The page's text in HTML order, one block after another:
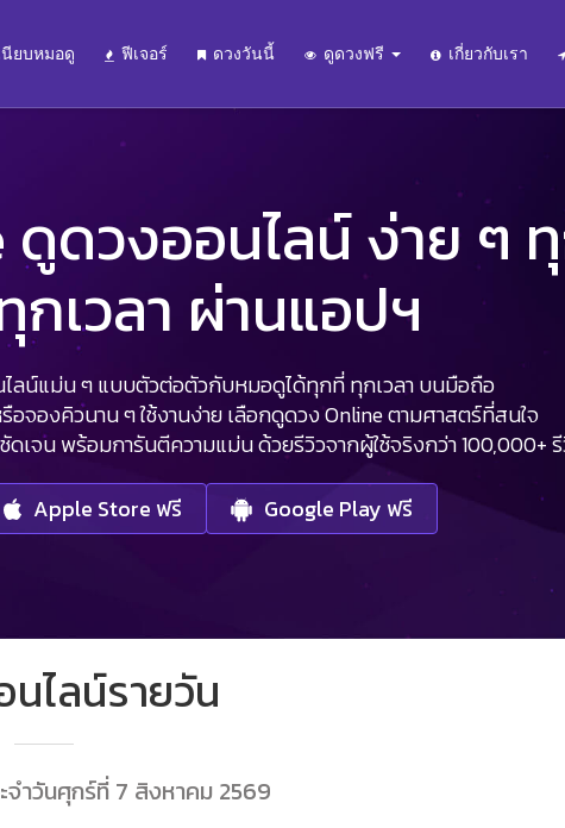
นียบหมอดู ฟีเจอร์ ดวงวันนี้ ดูดวงฟรี เกี่ยวกับเรา
ดูดวงออนไลน์ ง่าย ๆ
กเวลา ผ่านแอปฯ
ลน์แม่น ๆ แบบตัวต่อตัวกับหมอดูได้ทุกที่ ทุกเวลา บนมือถือ
อจองคิวนาน ๆ ใช้งานง่าย เลือกดูดวง Online ตามศาสตร์ที่สนใจ
ดเจน พร้อมการันตีความแม่น ด้วยรีวิวจากผู้ใช้จริงกว่า 100,000+
Apple Store ฟรี
Google Play ฟรี
ไลน์รายวัน
จำวันศุกร์ที่ 7 สิงหาคม 2569